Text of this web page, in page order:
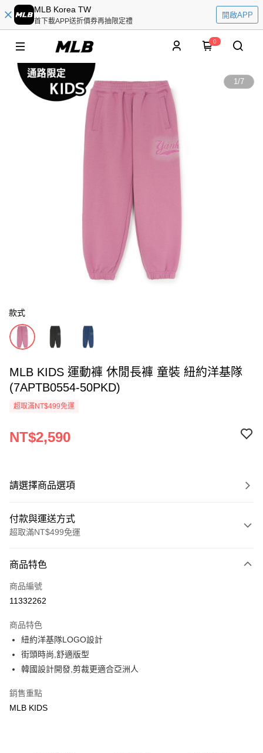
MLB Korea TW
首下載APP送折價券再抽限定禮
開啟APP
0
1/7
款式
MLB KIDS 運動褲 休閒長褲 童裝 紐約洋基隊
(7APTB0554-50PKD)
超取滿NT$499免運
NT$2,590
請選擇商品選項
付款與運送方式
超取滿NT$499免運
信用卡一次付款
超商取貨付款
Apple Pay
街口支付
運送方式
商品特色
商品編號
11332262
商品特色
紐約洋基隊LOGO設計
街頭時尚,舒適版型
韓國設計開發,剪裁更適合亞洲人
銷售重點
MLB KIDS